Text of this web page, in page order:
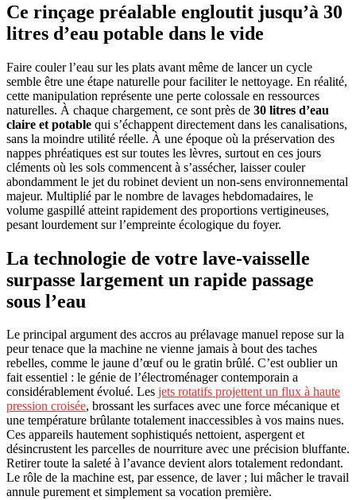
Ce rinçage préalable engloutit jusqu’à 30
litres d’eau potable dans le vide
Faire couler l’eau sur les plats avant même de lancer un cycle
semble être une étape naturelle pour faciliter le nettoyage. En réalité,
cette manipulation représente une perte colossale en ressources
naturelles. À chaque chargement, ce sont près de 30 litres d’eau
claire et potable qui s’échappent directement dans les canalisations,
sans la moindre utilité réelle. À une époque où la préservation des
nappes phréatiques est sur toutes les lèvres, surtout en ces jours
cléments où les sols commencent à s’assécher, laisser couler
abondamment le jet du robinet devient un non-sens environnemental
majeur. Multiplié par le nombre de lavages hebdomadaires, le
volume gaspillé atteint rapidement des proportions vertigineuses,
pesant lourdement sur l’empreinte écologique du foyer.
La technologie de votre lave-vaisselle
surpasse largement un rapide passage
sous l’eau
Le principal argument des accros au prélavage manuel repose sur la
peur tenace que la machine ne vienne jamais à bout des taches
rebelles, comme le jaune d’œuf ou le gratin brûlé. C’est oublier un
fait essentiel : le génie de l’électroménager contemporain a
considérablement évolué. Les jets rotatifs projettent un flux à haute
pression croisée, brossant les surfaces avec une force mécanique et
une température brûlante totalement inaccessibles à vos mains nues.
Ces appareils hautement sophistiqués nettoient, aspergent et
désincrustent les parcelles de nourriture avec une précision bluffante.
Retirer toute la saleté à l’avance devient alors totalement redondant.
Le rôle de la machine est, par essence, de laver ; lui mâcher le travail
annule purement et simplement sa vocation première.